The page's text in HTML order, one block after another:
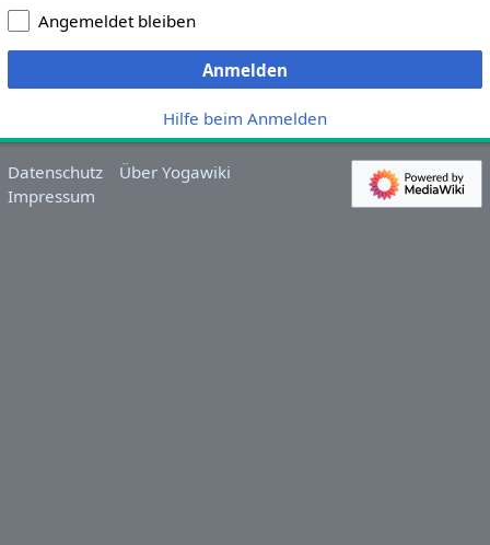
Angemeldet bleiben
Anmelden
Hilfe beim Anmelden
Datenschutz
Über Yogawiki
Impressum